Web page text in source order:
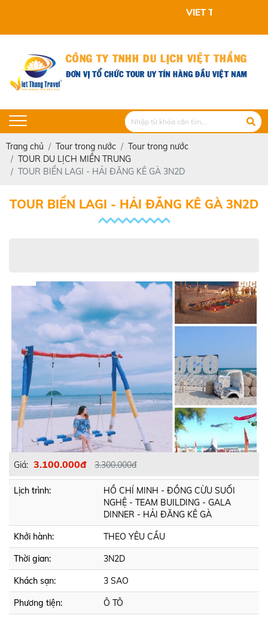
VIET THANG TRAVEL KÍNH CHÀO QUÝ
Trang chủ Tour trong nước
Tour trong nước
TOUR DU LỊCH MIỀN TRUNG
TOUR BIỂN LAGI - HẢI ĐĂNG KÊ GÀ 3N2D
TOUR BIỂN LAGI - HẢI ĐĂNG KÊ GÀ 3N2D
Giá: 3.100.000đ 3.300.000đ
Lịch trình:
HỒ CHÍ MINH - ĐỒNG CỪU SUỐI
NGHỆ - TEAM BUILDING - GALA
DINNER - HẢI ĐĂNG KÊ GÀ
Khởi hành: THEO YÊU CẦU
Thời gian: 3N2D
Khách sạn: 3 SAO
Phương tiện: Ô TÔ